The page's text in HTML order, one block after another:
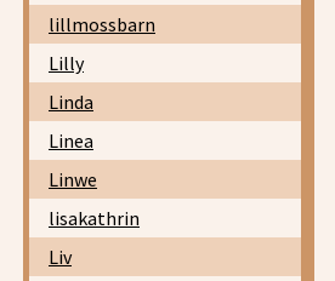
lillmossbarn
Lilly
Linda
Linea
Linwe
lisakathrin
Liv